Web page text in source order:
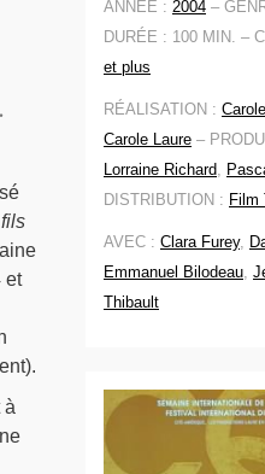
et
à
ANNÉE : 2004 –
DURÉE : 100 MIN. –
et plus
RÉALISATION :
Carole Laure –
Lorraine Richard,
DISTRIBUTION : Film
AVEC : Clara Furey,
Emmanuel Bilodeau,
Thibault